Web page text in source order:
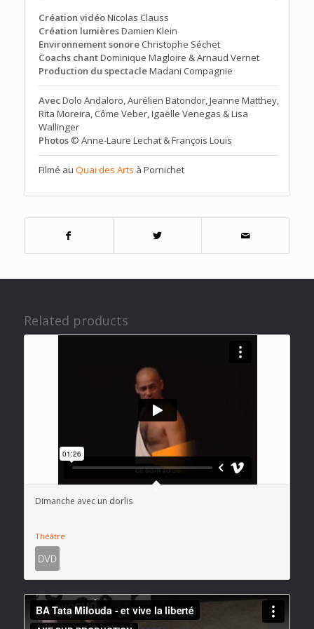
Création vidéoNicolas Clauss
Création lumièresDamien Klein
Environnement sonoreChristophe Séchet
Coachs chantDominique Magloire & Arnaud Vernet
Production du spectacleMadani Compagnie
AvecDolo Andaloro, Aurélien Batondor, Jeanne Matthey,
Rita Moreira, Côme Veber, Igaëlle Venegas & Lisa
Wallinger
Photos© Anne-Laure Lechat & François Louis
Filmé au Quai des Arts à Pornichet
Related products
Dimanche avec un dorlis
Théâtre